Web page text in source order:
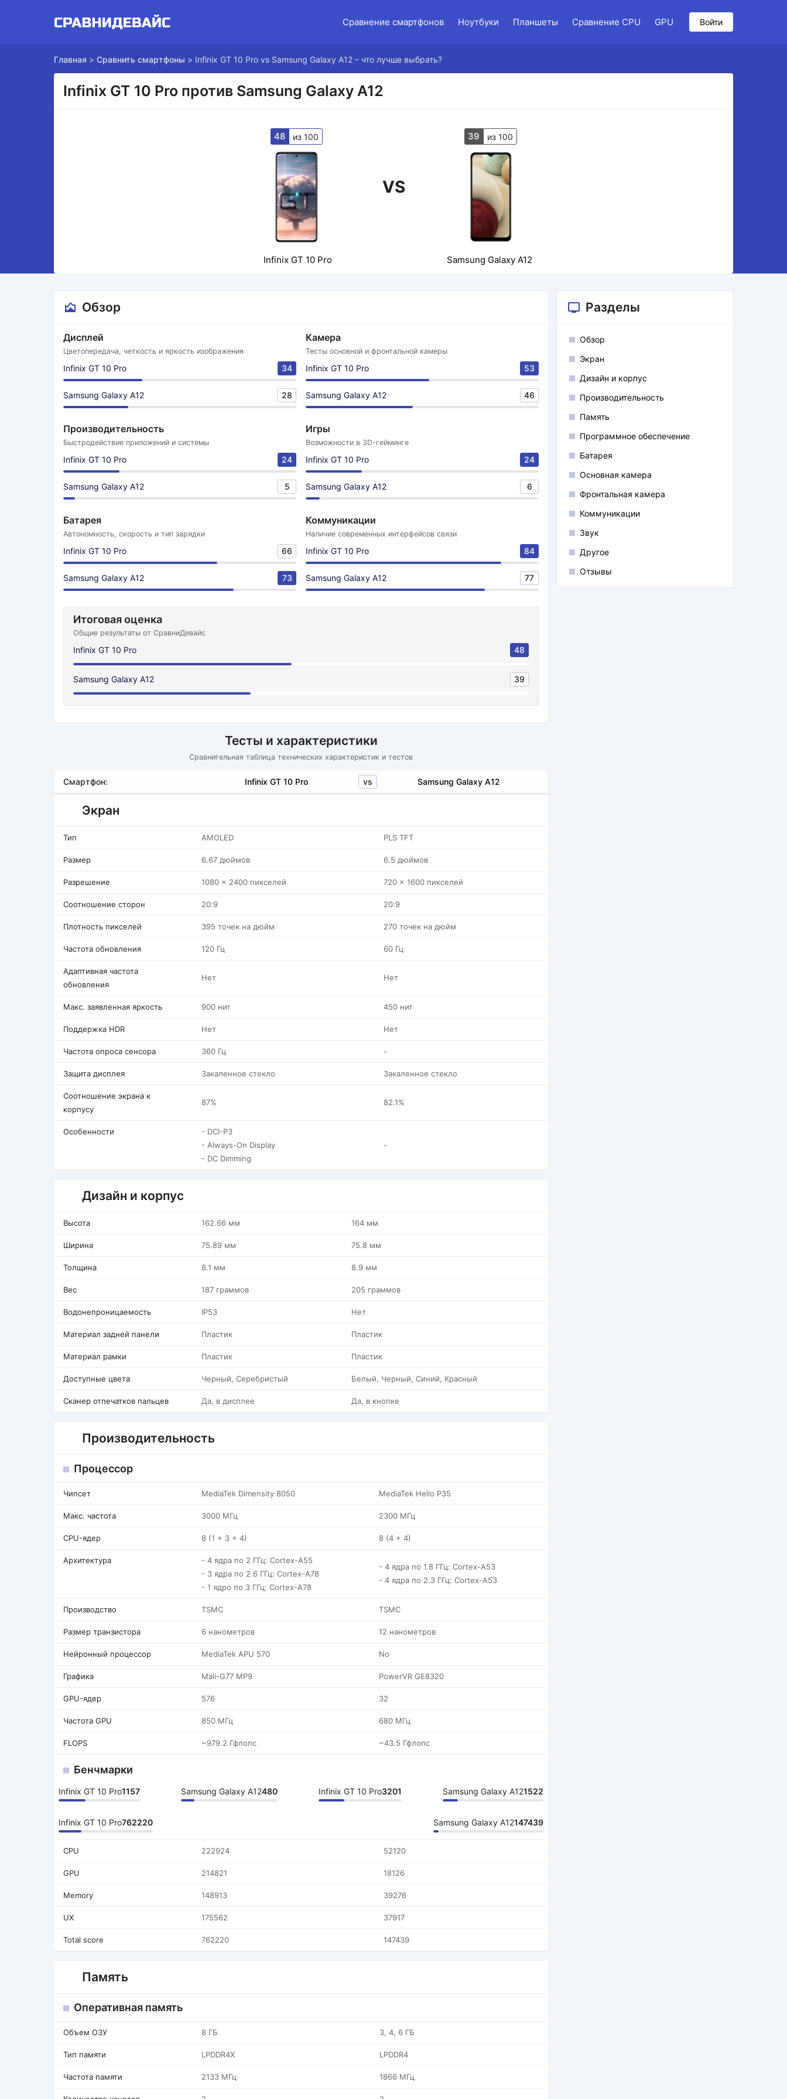
Сравнение смартфонов Ноутбуки Планшеты Сравнение CPU GPU Войти
Главная > Сравнить смартфоны > Infinix GT 10 Pro vs Samsung Galaxy A12 – что лучше выбрать?
Infinix GT 10 Pro против Samsung Galaxy A12
48 из 100
VS
39 из 100
Infinix GT 10 Pro Samsung Galaxy A12
Обзор
Дисплей
Цветопередача, четкость и яркость изображения
Infinix GT 10 Pro 34
Samsung Galaxy A12 28
Камера
Тесты основной и фронтальной камеры
Infinix GT 10 Pro 53
Samsung Galaxy A12 46
Производительность
Быстродействие приложений и системы
Infinix GT 10 Pro 24
Samsung Galaxy A12 5
Игры
Возможности в 3D-гейминге
Infinix GT 10 Pro 24
Samsung Galaxy A12 6
Батарея
Автономность, скорость и тип зарядки
Infinix GT 10 Pro 66
Samsung Galaxy A12 73
Коммуникации
Наличие современных интерфейсов связи
Infinix GT 10 Pro 84
Samsung Galaxy A12 77
Итоговая оценка
Общие результаты от СравниДевайс
Infinix GT 10 Pro 48
Samsung Galaxy A12 39
Тесты и характеристики
Сравнительная таблица технических характеристик и тестов
Смартфон: Infinix GT 10 Pro vs Samsung Galaxy A12
Экран
Тип AMOLED PLS TFT
Размер 6.67 дюймов 6.5 дюймов
Разрешение 1080 x 2400 пикселей 720 x 1600 пикселей
Соотношение сторон 20:9 20:9
Плотность пикселей 395 точек на дюйм 270 точек на дюйм
Частота обновления 120 Гц 60 Гц
Адаптивная частота
обновления
Нет Нет
Макс. заявленная яркость 900 нит 450 нит
Поддержка HDR Нет Нет
Частота опроса сенсора 360 Гц -
Защита дисплея Закаленное стекло Закаленное стекло
Соотношение экрана к
корпусу
87% 82.1%
Особенности
- DCI-P3
- Always-On Display
- DC Dimming
-
Дизайн и корпус
Высота 162.66 мм 164 мм
Ширина 75.89 мм 75.8 мм
Толщина 8.1 мм 8.9 мм
Вес 187 граммов 205 граммов
Водонепроницаемость IP53 Нет
Материал задней панели Пластик Пластик
Материал рамки Пластик Пластик
Доступные цвета Черный, Серебристый Белый, Черный, Синий, Красный
Сканер отпечатков пальцев Да, в дисплее Да, в кнопке
Производительность
Процессор
Чипсет МеdiаТеk Dimеnsity 8050 MediaTek Helio P35
Макс. частота 3000 МГц 2300 МГц
CPU-ядер 8 (1 + 3 + 4) 8 (4 + 4)
Архитектура
- 4 ядра по 2 ГГц: Cortex-A55
- 3 ядра по 2.6 ГГц: Cortex-A78
- 1 ядро по 3 ГГц: Cortex-A78
- 4 ядра по 1.8 ГГц: Cortex-A53
- 4 ядра по 2.3 ГГц: Cortex-A53
Производство TSMC TSMC
Размер транзистора 6 нанометров 12 нанометров
Нейронный процессор MediaTek APU 570 No
Графика Mali-G77 MP9 PowerVR GE8320
GPU-ядер 576 32
Частота GPU 850 МГц 680 МГц
FLOPS ~979.2 Гфлопс ~43.5 Гфлопс
Бенчмарки
Infinix GT 10 Pro1157 Samsung Galaxy A12480 Infinix GT 10 Pro3201 Samsung Galaxy A121522
Infinix GT 10 Pro762220 Samsung Galaxy A12147439
CPU 222924 52120
GPU 214821 18126
Memory 148913 39276
UX 175562 37917
Total score 762220 147439
Память
Оперативная память
Объем ОЗУ 8 ГБ 3, 4, 6 ГБ
Тип памяти LPDDR4X LPDDR4
Частота памяти 2133 МГц 1866 МГц
Разделы
Обзор
Экран
Дизайн и корпус
Производительность
Память
Программное обеспечение
Батарея
Основная камера
Фронтальная камера
Коммуникации
Звук
Другое
Отзывы